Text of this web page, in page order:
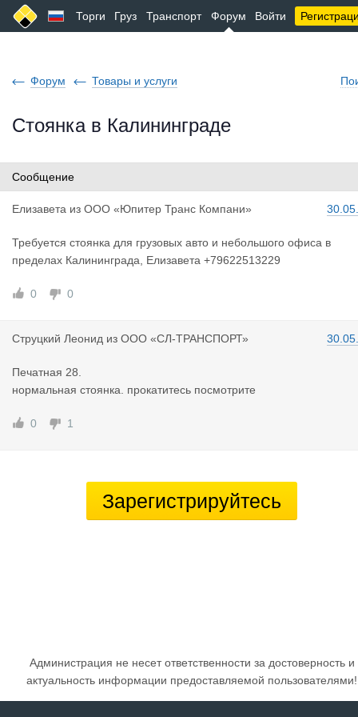
Торги Груз Транспорт Форум Войти
Форум Товары и услуги
Стоянка в Калининграде
Сообщение
Елизавета из ООО «Юпитер Транс Компани»
Требуется стоянка для грузовых авто и небольшого офиса в
пределах Калининграда, Елизавета +79622513229
0 0
Струцкий Леонид из ООО «СЛ-ТРАНСПОРТ»
Печатная 28.
нормальная стоянка. прокатитесь посмотрите
0 1
Зарегистрируйтесь
Администрация не несет ответственности за достоверность и
актуальность информации предоставляемой пользователями!